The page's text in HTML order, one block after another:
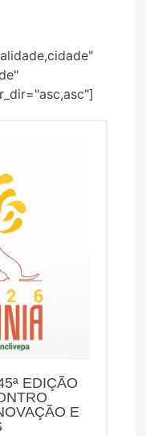
EDIÇÃO
E